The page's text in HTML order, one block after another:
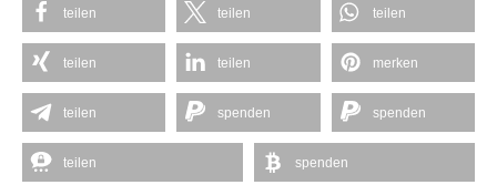
teilen teilen teilen
teilen teilen merken
teilen spenden spenden
teilen spenden